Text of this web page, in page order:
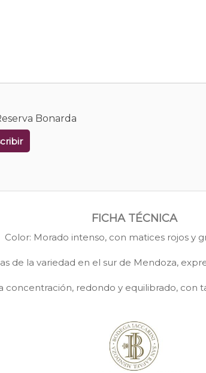
Bonarda
FICHA TÉCNICA
Color: Morado intenso, con matices rojos y
de la variedad en el sur de Mendoza,
concentración, redondo y equilibrado, con